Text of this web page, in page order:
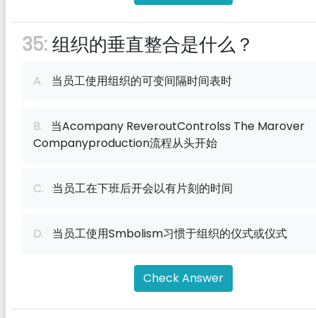
35:组织的垂直整合是什么？
A. 当员工使用组织的可变间隔时间表时
B. 当Acompany ReveroutControlss The Marover
Companyproduction流程从头开始
C. 当员工在下班后开会以有片刻的时间
D. 当员工使用Smbolism习惯于组织的仪式或仪式
Check Answer